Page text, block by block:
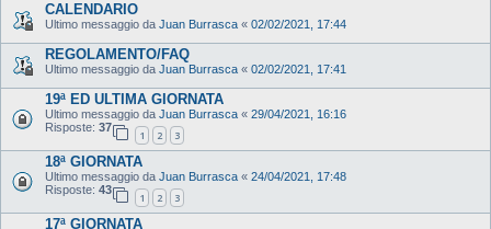
CALENDARIO
Ultimo messaggio da Juan Burrasca « 02/02/2021, 17:44
REGOLAMENTO/FAQ
Ultimo messaggio da Juan Burrasca « 02/02/2021, 17:41
19ª ED ULTIMA GIORNATA
Ultimo messaggio da Juan Burrasca « 29/04/2021, 16:16
Risposte: 37
1 2 3
18ª GIORNATA
Ultimo messaggio da Juan Burrasca « 24/04/2021, 17:48
Risposte: 43
1 2 3
17ª GIORNATA